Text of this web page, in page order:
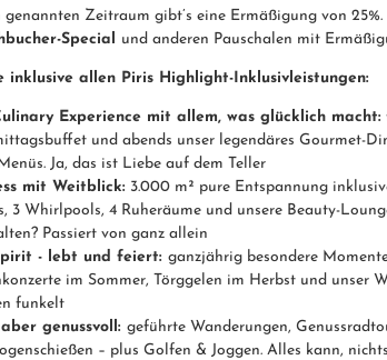
genannten Zeitraum gibt’s eine Ermäßigung von
Special und anderen Pauschalen mit
inklusive allen Piris Highlight-Inklusivleistungen:
Experience mit allem, was glücklich macht:
und abends unser legendäres Gourmet-
Ja, das ist Liebe auf dem Teller
mit Weitblick: 3.000 m² pure Entspannung
3 Whirlpools, 4 Ruheräume und unsere Beauty-
Passiert von ganz allein
- lebt und feiert: ganzjährig besondere
im Sommer, Törggelen im Herbst und unser
funkelt
genussvoll: geführte Wanderungen,
– plus Golfen & Joggen. Alles kann,